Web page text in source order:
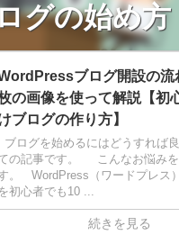
グの始め方
ブログ開設の流
の画像を使って解説【初
ブログの作り方】
ブログを始めるにはどうすれば
の記事です。 こんなお悩みを
。 WordPress（ワードプレス
初心者でも10 ...
続きを見る